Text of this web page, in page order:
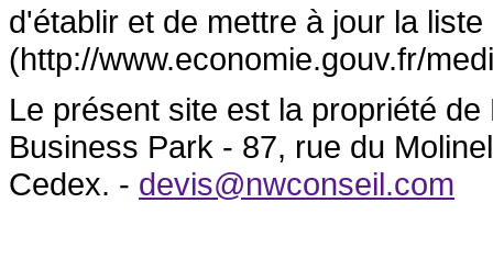
d'établir et de mettre à jour la
(http://www.economie.gouv.fr/
Le présent site est la propriété
Business Park - 87, rue du
Cedex. - devis@nwconseil.com